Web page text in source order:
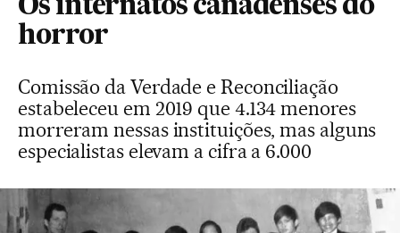
Os internatos canadenses do
horror
Comissão da Verdade e Reconciliação
estabeleceu em 2019 que 4.134 menores
morreram nessas instituições, mas alguns
especialistas elevam a cifra a 6.000